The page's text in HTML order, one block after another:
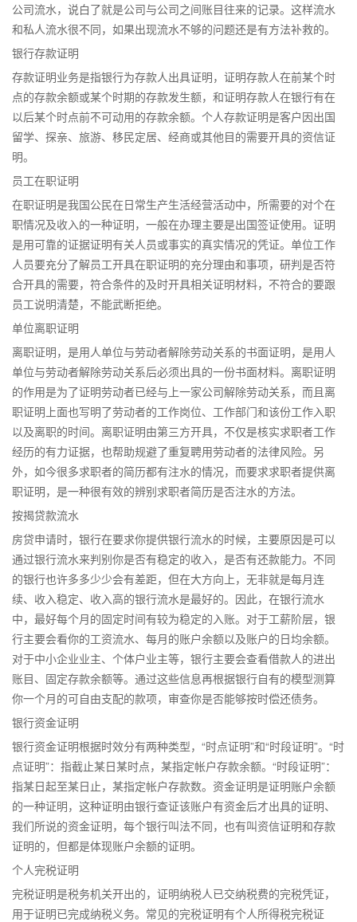
公司流水，说白了就是公司与公司之间账目往来的记录。这样流水
和私人流水很不同，如果出现流水不够的问题还是有方法补救的。
银行存款证明
存款证明业务是指银行为存款人出具证明，证明存款人在前某个时
点的存款余额或某个时期的存款发生额，和证明存款人在银行有在
以后某个时点前不可动用的存款余额。个人存款证明是客户因出国
留学、探亲、旅游、移民定居、经商或其他目的需要开具的资信证
明。
员工在职证明
在职证明是我国公民在日常生产生活经营活动中，所需要的对个在
职情况及收入的一种证明，一般在办理主要是出国签证使用。证明
是用可靠的证据证明有关人员或事实的真实情况的凭证。单位工作
人员要充分了解员工开具在职证明的充分理由和事项，研判是否符
合开具的需要，符合条件的及时开具相关证明材料，不符合的要跟
员工说明清楚，不能武断拒绝。
单位离职证明
离职证明，是用人单位与劳动者解除劳动关系的书面证明，是用人
单位与劳动者解除劳动关系后必须出具的一份书面材料。离职证明
的作用是为了证明劳动者已经与上一家公司解除劳动关系，而且离
职证明上面也写明了劳动者的工作岗位、工作部门和该份工作入职
以及离职的时间。离职证明由第三方开具，不仅是核实求职者工作
经历的有力证据，也帮助规避了重复聘用劳动者的法律风险。另
外，如今很多求职者的简历都有注水的情况，而要求求职者提供离
职证明，是一种很有效的辨别求职者简历是否注水的方法。
按揭贷款流水
房贷申请时，银行在要求你提供银行流水的时候，主要原因是可以
通过银行流水来判别你是否有稳定的收入，是否有还款能力。不同
的银行也许多多少少会有差距，但在大方向上，无非就是每月连
续、收入稳定、收入高的银行流水是最好的。因此，在银行流水
中，最好每个月的固定时间有较为稳定的入账。对于工薪阶层，银
行主要会看你的工资流水、每月的账户余额以及账户的日均余额。
对于中小企业业主、个体户业主等，银行主要会查看借款人的进出
账目、固定存款余额等。通过这些信息再根据银行自有的模型测算
你一个月的可自由支配的款项，审查你是否能够按时偿还债务。
银行资金证明
银行资金证明根据时效分有两种类型，“时点证明”和“时段证明”。“时
点证明”：指截止某日某时点，某指定帐户存款余额。“时段证明”：
指某日起至某日止，某指定帐户存款数。资金证明是证明账户余额
的一种证明，这种证明由银行查证该账户有资金后才出具的证明、
我们所说的资金证明，每个银行叫法不同，也有叫资信证明和存款
证明的，但都是体现账户余额的证明。
个人完税证明
完税证明是税务机关开出的，证明纳税人已交纳税费的完税凭证，
用于证明已完成纳税义务。常见的完税证明有个人所得税完税证